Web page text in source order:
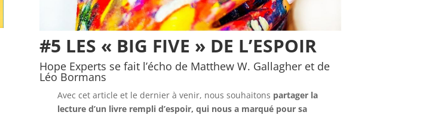
#5 LES « BIG FIVE » DE L’ESPOIR
Hope Experts se fait l’écho de Matthew W. Gallagher et de
Léo Bormans
Avec cet article et le dernier à venir, nous souhaitons partager la
lecture d’un livre rempli d’espoir, qui nous a marqué pour sa